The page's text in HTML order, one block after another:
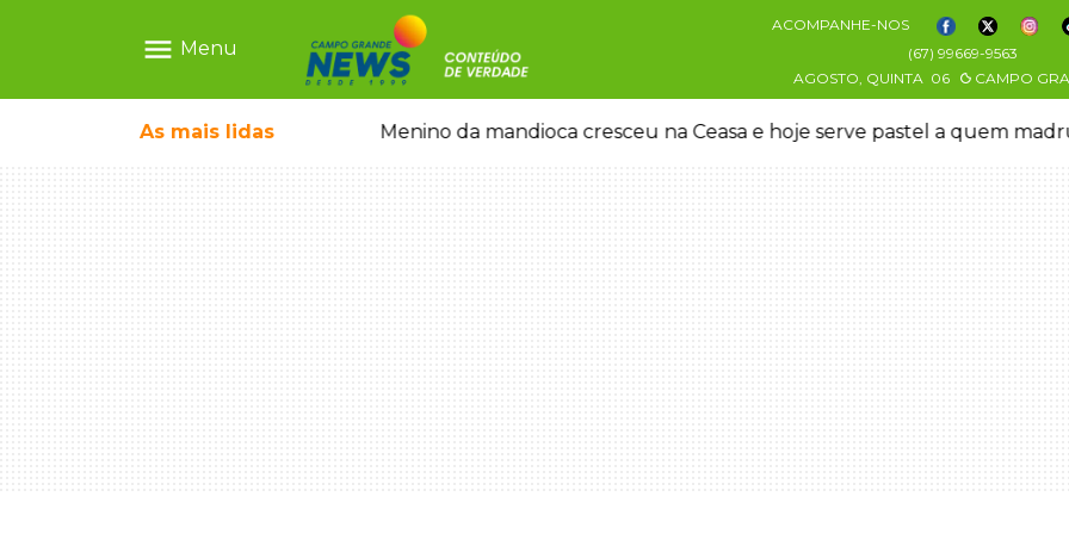
menu Menu
ACOMPANHE-NOS
(67) 99669-9563
AGOSTO, QUINTA 06 CAMPO
As mais lidas
crianças brasileiras Menino da mandioca cresceu na Ceasa e hoje serve pastel a quem